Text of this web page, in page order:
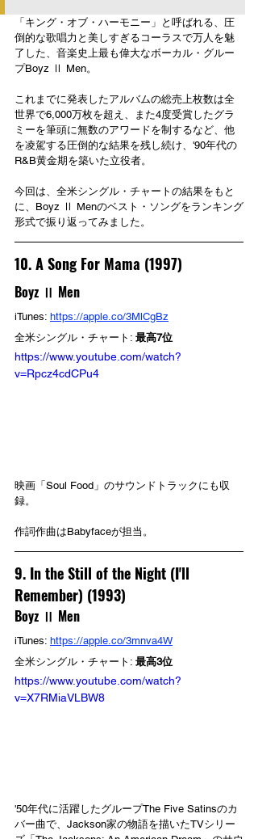
「キング・オブ・ハーモニー」と呼ばれる、圧
倒的な歌唱力と美しすぎるコーラスで万人を魅
了した、音楽史上最も偉大なボーカル・グルー
プBoyz Ⅱ Men。
これまでに発表したアルバムの総売上枚数は全
世界で6,000万枚を超え、また4度受賞したグラ
ミーを筆頭に無数のアワードを制するなど、他
を凌駕する圧倒的な結果を残し続け、'90年代の
R&B黄金期を築いた立役者。
今回は、全米シングル・チャートの結果をもと
に、Boyz Ⅱ Menのベスト・ソングをランキング
形式で振り返ってみました。
10. A Song For Mama (1997)
Boyz Ⅱ Men
iTunes: https://apple.co/3MlCgBz
全米シングル・チャート: 最高7位
https://www.youtube.com/watch?
v=Rpcz4cdCPu4
映画「Soul Food」のサウンドトラックにも収
録。
作詞作曲はBabyfaceが担当。
9. In the Still of the Night (I'll
Remember) (1993)
Boyz Ⅱ Men
iTunes: https://apple.co/3mnva4W
全米シングル・チャート: 最高3位
https://www.youtube.com/watch?
v=X7RMiaVLBW8
'50年代に活躍したグループThe Five Satinsのカ
バー曲で、Jackson家の物語を描いたTVシリー